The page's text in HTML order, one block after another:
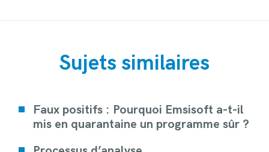
Sujets similaires
Faux positifs : Pourquoi Emsisoft a-t-il
mis en quarantaine un programme sûr ?